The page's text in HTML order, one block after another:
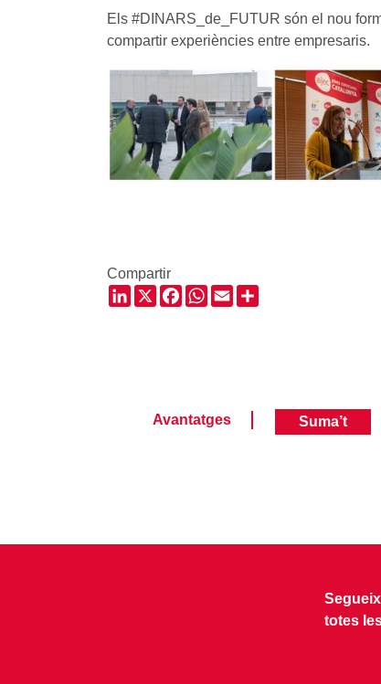
Els #DINARS_de_FUTUR són el nou
compartir experiències entre empresaris.
Compartir
LinkedIn
X Facebook
WhatsApp
Email
Avantatges Suma’t
totes